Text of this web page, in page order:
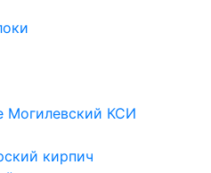
Могилевский КСИ
кирпич